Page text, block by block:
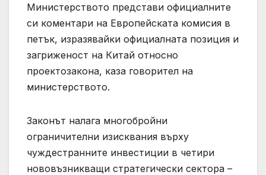
Министерството представи официалните
си коментари на Европейската комисия в
петък, изразявайки официалната позиция и
загриженост на Китай относно
проектозакона, каза говорител на
министерството.
Законът налага многобройни
ограничителни изисквания върху
чуждестранните инвестиции в четири
нововъзникващи стратегически сектора –